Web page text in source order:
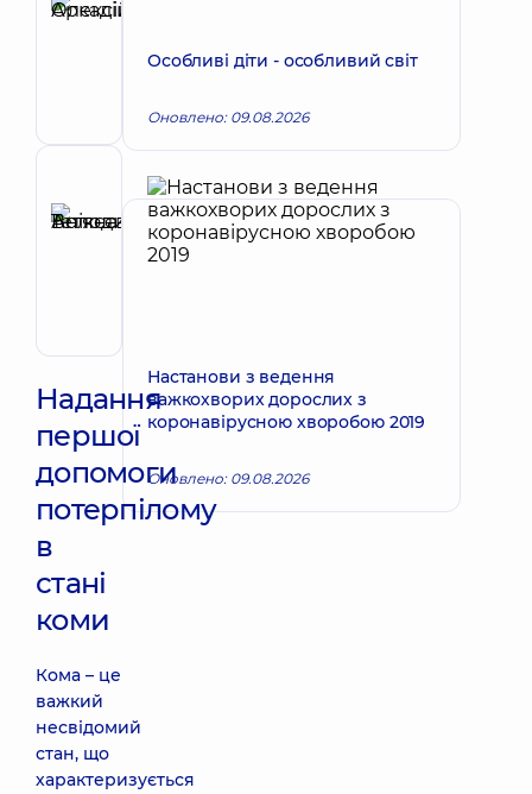
Аркадійович
Рецензент
Анікєєва
Тетяна
Володимирівна
Запис до лікаря
Надання
першої
допомоги
потерпілому
в
стані
коми
Кома – це
важкий
несвідомий
стан, що
характеризується
Особливі діти - особливий світ
Оновлено: 09.08.2026
Настанови з ведення
важкохворих дорослих з
коронавірусною хворобою 2019
Оновлено: 09.08.2026